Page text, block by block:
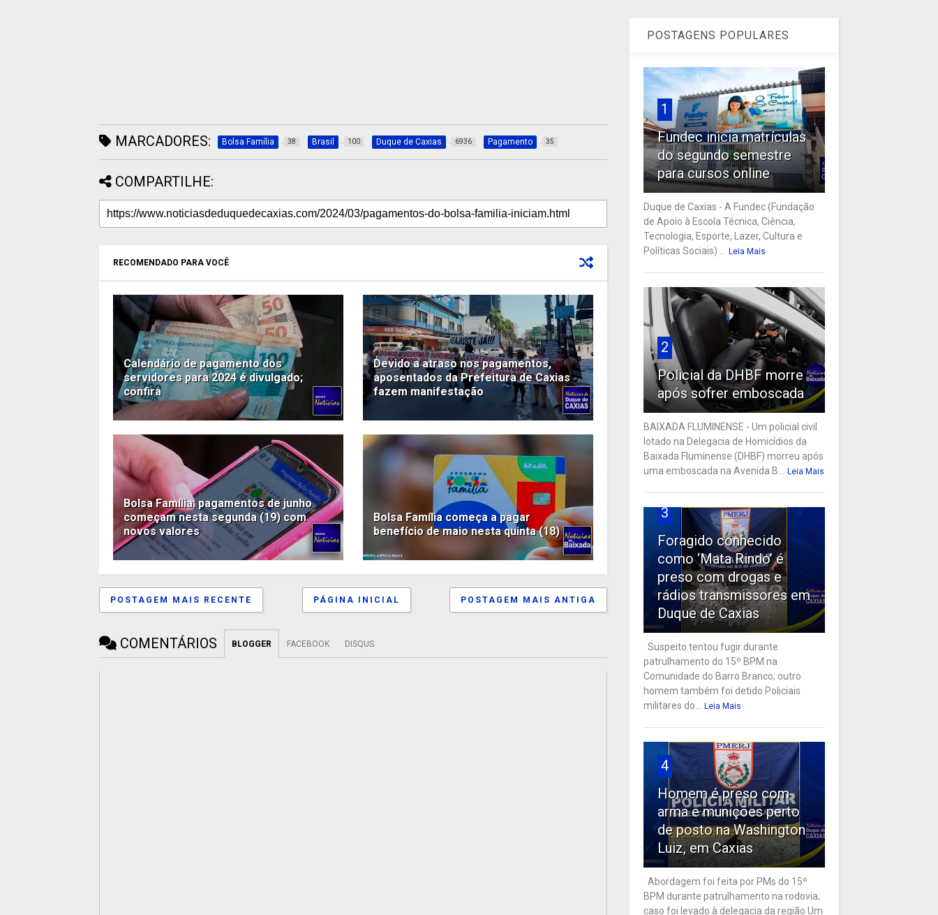
MARCADORES: Bolsa Família 38 Brasil 100 Duque de Caxias 6936 Pagamento 35
COMPARTILHE:
RECOMENDADO PARA VOCÊ
Calendário de pagamento dos
servidores para 2024 é divulgado;
confira
Devido a atraso nos pagamentos,
aposentados da Prefeitura de Caxias
fazem manifestação
Bolsa Família: pagamentos de junho
começam nesta segunda (19) com
novos valores
Bolsa Família começa a pagar
benefício de maio nesta quinta (18)
POSTAGEM MAIS RECENTE POSTAGEM MAIS ANTIGA
PÁGINA INICIAL
COMENTÁRIOS BLOGGER FACEBOOK DISQUS
POSTAGENS POPULARES
1
Fundec inicia matrículas
do segundo semestre
para cursos online
Duque de Caxias - A Fundec (Fundação
de Apoio à Escola Técnica, Ciência,
Tecnologia, Esporte, Lazer, Cultura e
Políticas Sociais) ...
Leia Mais
2
Policial da DHBF morre
após sofrer emboscada
BAIXADA FLUMINENSE - Um policial civil
lotado na Delegacia de Homicídios da
Baixada Fluminense (DHBF) morreu após
uma emboscada na Avenida B...
Leia Mais
3
Foragido conhecido
como ‘Mata Rindo’ é
preso com drogas e
rádios transmissores em
Duque de Caxias
Suspeito tentou fugir durante
patrulhamento do 15º BPM na
Comunidade do Barro Branco; outro
homem também foi detido Policiais
militares do...
Leia Mais
4
Homem é preso com
arma e munições perto
de posto na Washington
Luiz, em Caxias
Abordagem foi feita por PMs do 15º
BPM durante patrulhamento na rodovia;
caso foi levado à delegacia da região Um